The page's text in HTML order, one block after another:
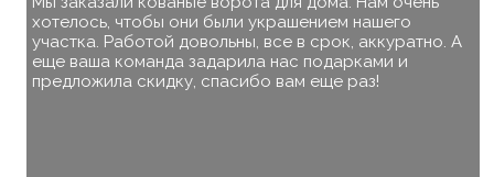
хотелось, чтобы они были украшением нашего
участка. Работой довольны, все в срок, аккуратно. А
еще ваша команда задарила нас подарками и
предложила скидку, спасибо вам еще раз!